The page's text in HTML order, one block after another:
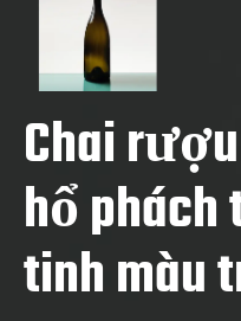
Chai
hổ
tinh màu